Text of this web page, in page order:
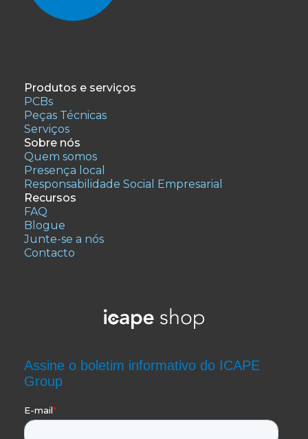
Produtos e serviços
PCBs
Peças Técnicas
Serviços
Sobre nós
Quem somos
Presença local
Responsabilidade Social Empresarial
Recursos
FAQ
Blogue
Junte-se a nós
Contacto